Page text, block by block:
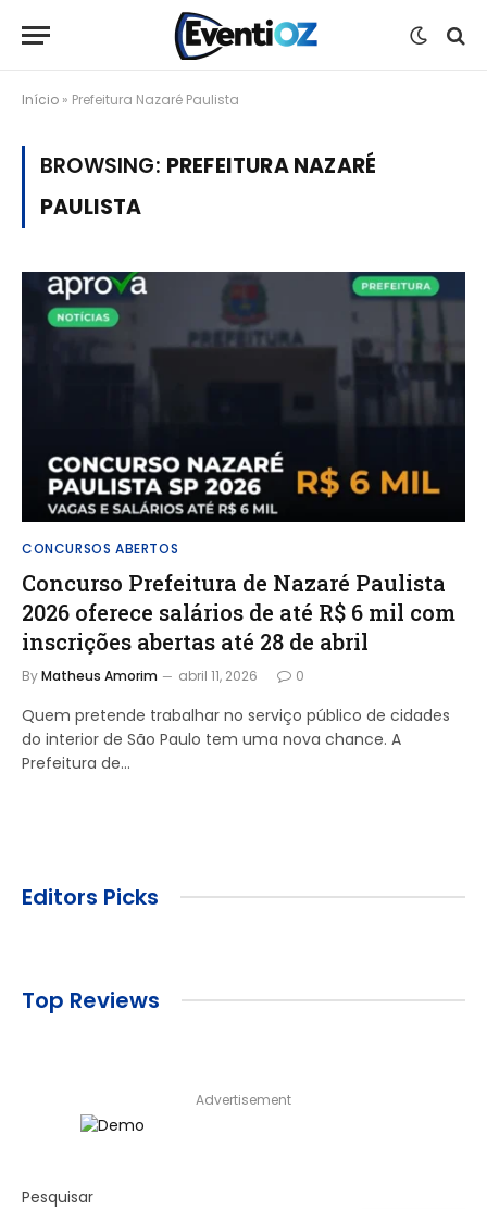
Início » Prefeitura Nazaré Paulista
BROWSING: PREFEITURA NAZARÉ
PAULISTA
CONCURSOS ABERTOS
Concurso Prefeitura de Nazaré Paulista
2026 oferece salários de até R$ 6 mil com
inscrições abertas até 28 de abril
ByMatheus Amorim abril 11, 2026 0
Quem pretende trabalhar no serviço público de cidades
do interior de São Paulo tem uma nova chance. A
Prefeitura de…
Editors Picks
Top Reviews
Advertisement
Pesquisar